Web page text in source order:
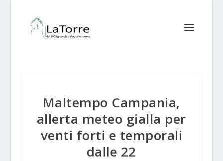
Maltempo Campania,
allerta meteo gialla per
venti forti e temporali
dalle 22